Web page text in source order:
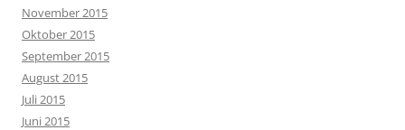
November 2015
Oktober 2015
September 2015
August 2015
Juli 2015
Juni 2015